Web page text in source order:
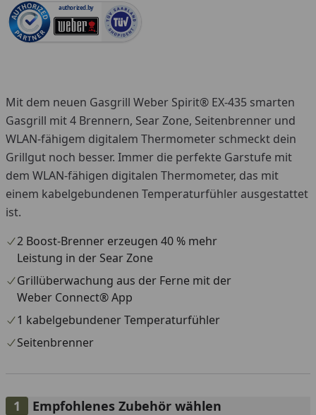
authorized.by
Mit dem neuen Gasgrill Weber Spirit® EX-435 smarten
Gasgrill mit 4 Brennern, Sear Zone, Seitenbrenner und
WLAN-fähigem digitalem Thermometer schmeckt dein
Grillgut noch besser. Immer die perfekte Garstufe mit
dem WLAN-fähigen digitalen Thermometer, das mit
einem kabelgebundenen Temperaturfühler ausgestattet
ist.
2 Boost-Brenner erzeugen 40 % mehr
Leistung in der Sear Zone
Grillüberwachung aus der Ferne mit der
Weber Connect® App
1 kabelgebundener Temperaturfühler
Seitenbrenner
Empfohlenes Zubehör wählen